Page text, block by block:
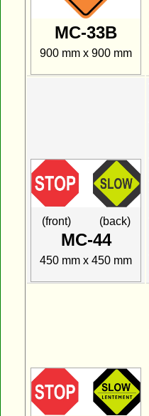
MC-33B
900 mm x 900 mm
(front) (back)
MC-44
450 mm x 450 mm